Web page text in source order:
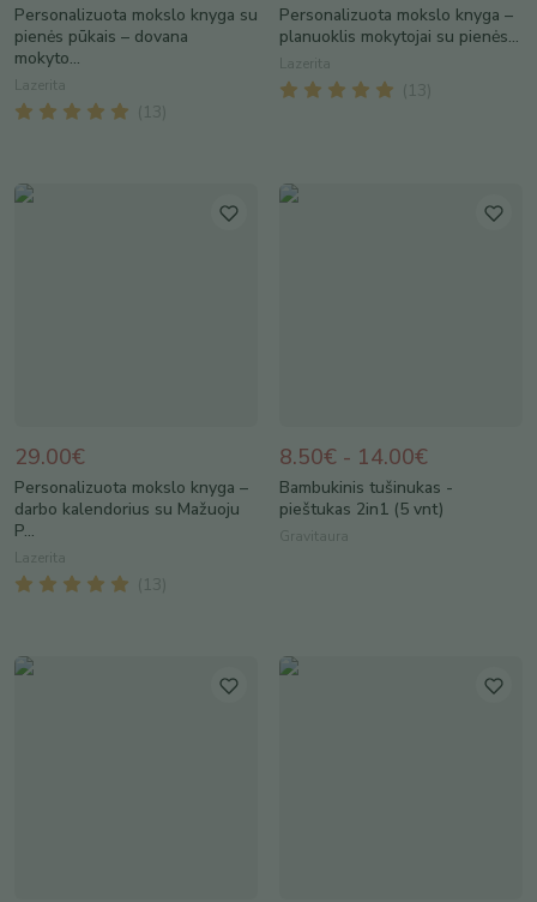
Personalizuota mokslo knyga su
pienės pūkais – dovana
mokyto...
Lazerita
( 13
Personalizuota mokslo knyga –
planuoklis mokytojai su pienės...
Lazerita
( 13
29.00€
Personalizuota mokslo knyga –
darbo kalendorius su Mažuoju
P...
Lazerita
( 13
8.50€ - 14.00€
Bambukinis tušinukas -
pieštukas 2in1 (5 vnt)
Gravitaura